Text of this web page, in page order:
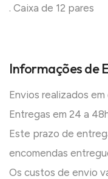
. Caixa de 12 pares
Informações de
Envios realizados em
Entregas em 24 a
Este prazo de
encomendas
Os custos de envio